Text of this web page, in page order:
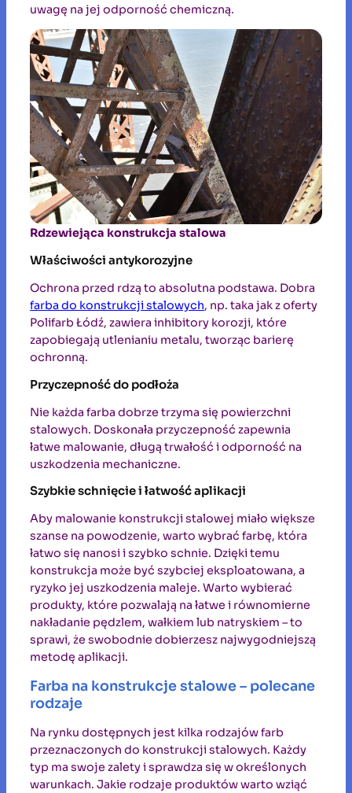
uwagę na jej odporność chemiczną.
Rdzewiejąca konstrukcja stalowa
Właściwości antykorozyjne
Ochrona przed rdzą to absolutna podstawa. Dobra
farba do konstrukcji stalowych, np. taka jak z oferty
Polifarb Łódź, zawiera inhibitory korozji, które
zapobiegają utlenianiu metalu, tworząc barierę
ochronną.
Przyczepność do podłoża
Nie każda farba dobrze trzyma się powierzchni
stalowych. Doskonała przyczepność zapewnia
łatwe malowanie, długą trwałość i odporność na
uszkodzenia mechaniczne.
Szybkie schnięcie i łatwość aplikacji
Aby malowanie konstrukcji stalowej miało większe
szanse na powodzenie, warto wybrać farbę, która
łatwo się nanosi i szybko schnie. Dzięki temu
konstrukcja może być szybciej eksploatowana, a
ryzyko jej uszkodzenia maleje. Warto wybierać
produkty, które pozwalają na łatwe i równomierne
nakładanie pędzlem, wałkiem lub natryskiem – to
sprawi, że swobodnie dobierzesz najwygodniejszą
metodę aplikacji.
Farba na konstrukcje stalowe – polecane
rodzaje
Na rynku dostępnych jest kilka rodzajów farb
przeznaczonych do konstrukcji stalowych. Każdy
typ ma swoje zalety i sprawdza się w określonych
warunkach. Jakie rodzaje produktów warto wziąć